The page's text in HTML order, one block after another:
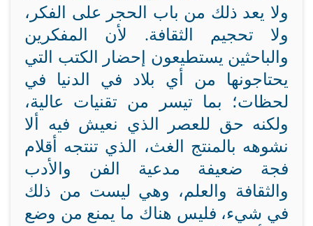
ولا يعد ذلك من باب الحجر على الفكر،
ولا تحجيم الثقافة. لأن المفكرين
والباحثين يستطيعون إحضار الكتب التي
يحتاجونها من أي بلاد في الدنيا في
لحظات؛ بما تيسر من تقنيات عالية،
ولكنه حق للعصر الذي نعيش فيه ألا
نشوهه بالمنتج الغث، الذي تنتجه أقلام
فجة ضعيفة مدعية الفن والأدب
والثقافة والعلم، وهي ليست من ذلك
في شيء، فليس هناك ما يمنع من وضع